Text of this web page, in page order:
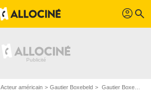
profil search
Acteur américain Gautier Boxebeld Gautier Boxebeld : ses Blu-Ray, DVD, VOD, SVOD